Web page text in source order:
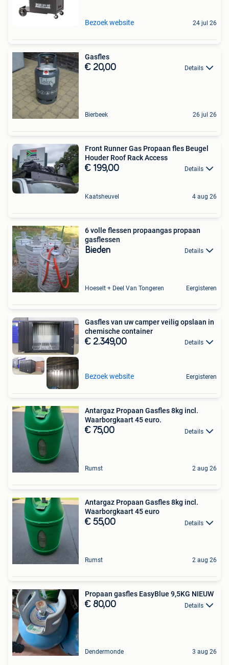
Bezoek website 24 jul 26
Gasfles
€ 20,00 Details
Bierbeek 26 jul 26
Front Runner Gas Propaan fles Beugel
Houder Roof Rack Access
€ 199,00 Details
Kaatsheuvel 4 aug 26
6 volle flessen propaangas propaan
gasflessen
Bieden Details
Hoeselt + Deel Van Tongeren Eergisteren
Gasfles van uw camper veilig opslaan in
chemische container
€ 2.349,00 Details
Bezoek website Eergisteren
Antargaz Propaan Gasfles 8kg incl.
Waarborgkaart 45 euro.
€ 75,00 Details
Rumst 2 aug 26
Antargaz Propaan Gasfles 8kg incl.
Waarborgkaart 45 euro
€ 55,00 Details
Rumst 2 aug 26
Propaan gasfles EasyBlue 9,5KG NIEUW
€ 80,00 Details
Dendermonde 3 aug 26